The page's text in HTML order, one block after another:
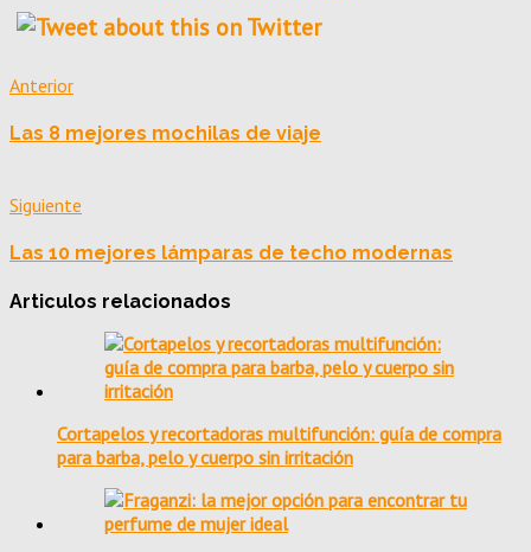
Anterior
Las 8 mejores mochilas de viaje
Siguiente
Las 10 mejores lámparas de techo modernas
Articulos relacionados
Cortapelos y recortadoras multifunción: guía de compra
para barba, pelo y cuerpo sin irritación